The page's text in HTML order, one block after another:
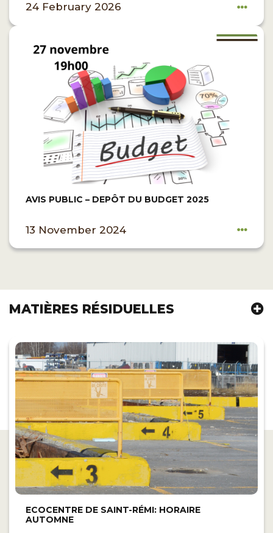
24 February 2026
AVIS PUBLIC – DEPÔT DU BUDGET 2025
13 November 2024
MATIÈRES RÉSIDUELLES
ECOCENTRE DE SAINT-RÉMI: HORAIRE
AUTOMNE